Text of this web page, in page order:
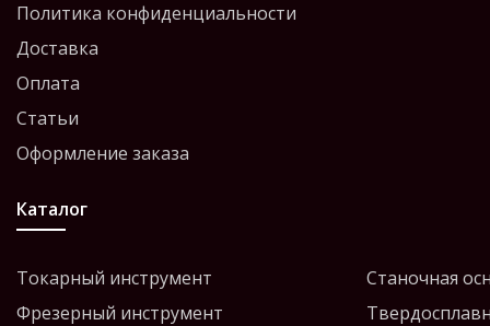
Политика конфиденциальности
Доставка
Оплата
Статьи
Оформление заказа
Каталог
Токарный инструмент
Фрезерный инструмент
Станочная